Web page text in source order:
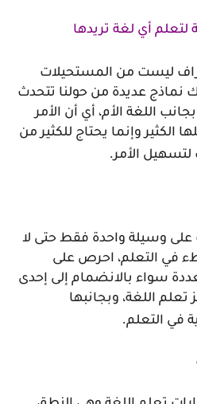
أي لغة تريدها
ليست من المستحيلات
نماذج عديدة من حولنا تتحدث
اللغة الأم، أي أن الأمر
الكثير وإنما يحتاج للكثير من
لتسهيل الأمر.
على وسيلة واحدة فقط حتى لا
في التعلم، احرص على
سواء بالانضمام إلى إحدى
تعلم اللغة، وبجانبها
في التعلم.